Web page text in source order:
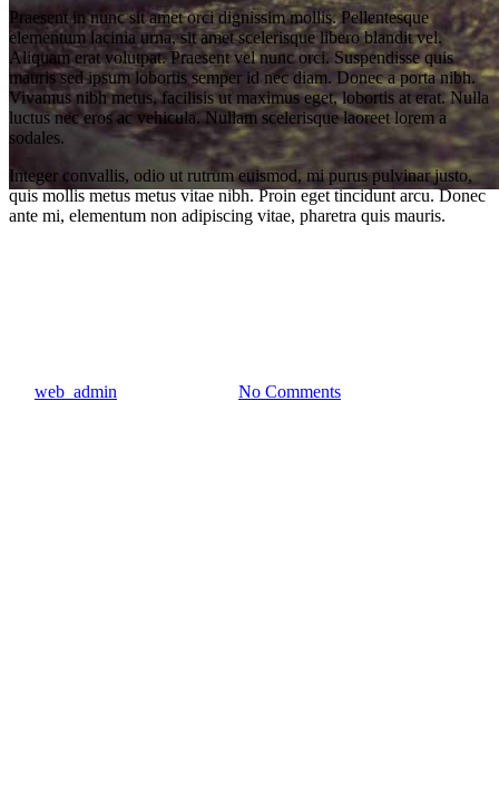
web_admin No Comments
Praesent in nunc sit amet orci dignissim mollis. Pellentesque
elementum lacinia urna, sit amet scelerisque libero blandit vel.
Aliquam erat volutpat. Praesent vel nunc orci. Suspendisse quis
mauris sed ipsum lobortis semper id nec diam. Donec a porta nibh.
Vivamus nibh metus, facilisis ut maximus eget, lobortis at erat. Nulla
luctus nec eros ac vehicula. Nullam scelerisque laoreet lorem a
sodales.
Integer convallis, odio ut rutrum euismod, mi purus pulvinar justo,
quis mollis metus metus vitae nibh. Proin eget tincidunt arcu. Donec
ante mi, elementum non adipiscing vitae, pharetra quis mauris.